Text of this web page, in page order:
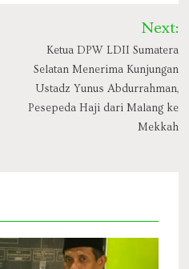
Next:
Ketua DPW LDII Sumatera
Selatan Menerima Kunjungan
Ustadz Yunus Abdurrahman,
Pesepeda Haji dari Malang ke
Mekkah